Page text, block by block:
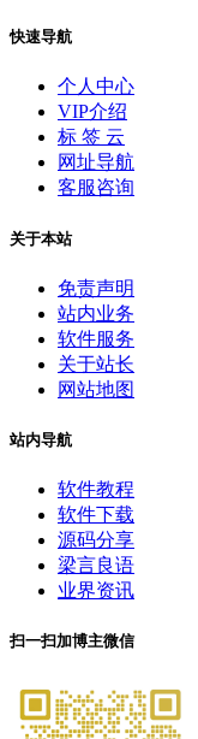
快速导航
个人中心
VIP介绍
标 签 云
网址导航
客服咨询
关于本站
免责声明
站内业务
软件服务
关于站长
网站地图
站内导航
软件教程
软件下载
源码分享
梁言良语
业界资讯
扫一扫加博主微信